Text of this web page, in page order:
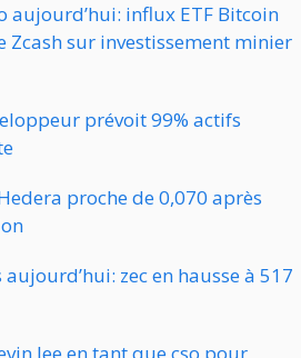
aujourd’hui: influx ETF Bitcoin
Zcash sur investissement minier
prévoit 99% actifs
proche de 0,070 après
zec en hausse à 517